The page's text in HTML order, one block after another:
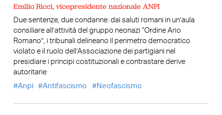
Emilio Ricci, vicepresidente nazionale ANPI
Due sentenze, due condanne: dai saluti romani in un’aula
consiliare all’attività del gruppo neonazi “Ordine Ario
Romano”, i tribunali delineano il perimetro democratico
violato e il ruolo dell’Associazione dei partigiani nel
presidiare i principi costituzionali e contrastare derive
autoritarie
Anpi
Antifascismo Neofascismo